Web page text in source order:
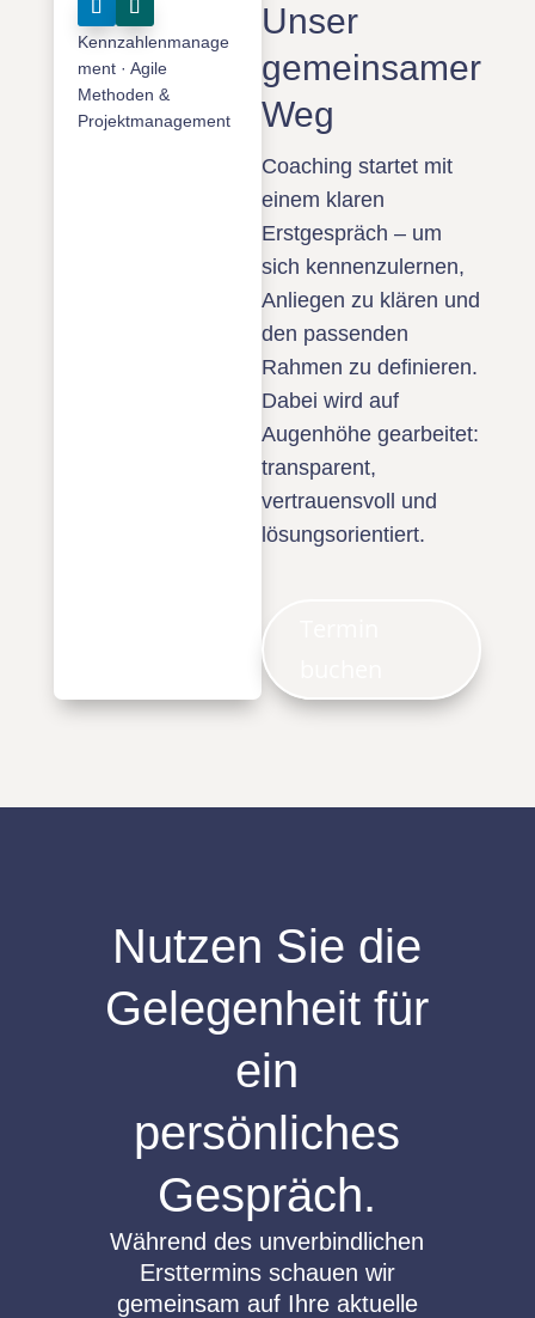
Kennzahlenmanage
ment · Agile
Methoden &
Projektmanagement
Unser
gemeinsamer
Weg
Coaching startet mit
einem klaren
Erstgespräch – um
sich kennenzulernen,
Anliegen zu klären und
den passenden
Rahmen zu definieren.
Dabei wird auf
Augenhöhe gearbeitet:
transparent,
vertrauensvoll und
lösungsorientiert.
Nutzen Sie die
Gelegenheit für
ein
persönliches
Gespräch.
Während des unverbindlichen
Ersttermins schauen wir
gemeinsam auf Ihre aktuelle